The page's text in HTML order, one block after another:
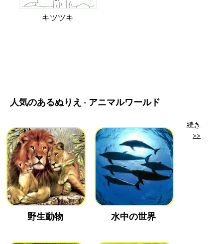
キツツキ
人気のあるぬりえ - アニマルワールド
野生動物 水中の世界
続き
>>